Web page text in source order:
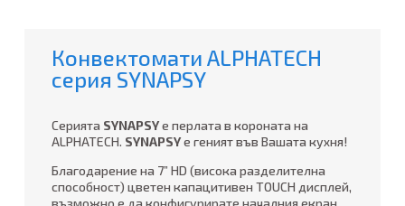
Конвектомати ALPHATECH
серия SYNAPSY
Серията SYNAPSYe перлата в короната на
ALPHATECH. SYNAPSYе геният във Вашата кухня!
Благодарение на 7” HD (висока разделителна
способност) цветен капацитивен TOUCH дисплей,
възможно е да конфигурирате началния екран